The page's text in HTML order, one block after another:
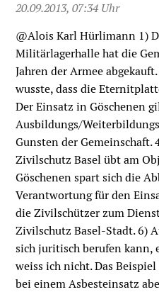
20.09.2013, 07:34 Uhr
@Alois Karl Hürlimann 1)
Militärlagerhalle hat die
Jahren der Armee
wusste, dass die
Der Einsatz in Göschenen
Ausbildungs/
Gunsten der Gemeinschaft.
Zivilschutz Basel übt am
Göschenen spart sich die
Verantwortung für den
die Zivilschützer zum
Zivilschutz Basel-Stadt. 6)
sich juritisch berufen kann,
weiss ich nicht. Das
bei einem Asbesteinsatz